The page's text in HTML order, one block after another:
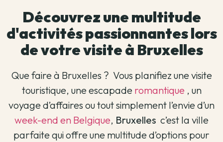
Découvrez une multitude
d'activités passionnantes lors
de votre visite à Bruxelles
Que faire à Bruxelles ? Vous planifiez une visite
touristique, une escapade romantique , un
voyage d’affaires ou tout simplement l’envie d’un
week-end en Belgique, Bruxelles c’est la ville
parfaite qui offre une multitude d’options pour